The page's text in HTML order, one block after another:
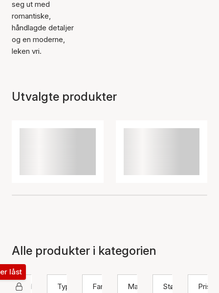
seg ut med
romantiske,
håndlagde detaljer
og en moderne,
leken vri.
Utvalgte produkter
Alle produkter i kategorien
Hultquist Copenhagen
låst
Type
Farge Materiale Størrelse Pris